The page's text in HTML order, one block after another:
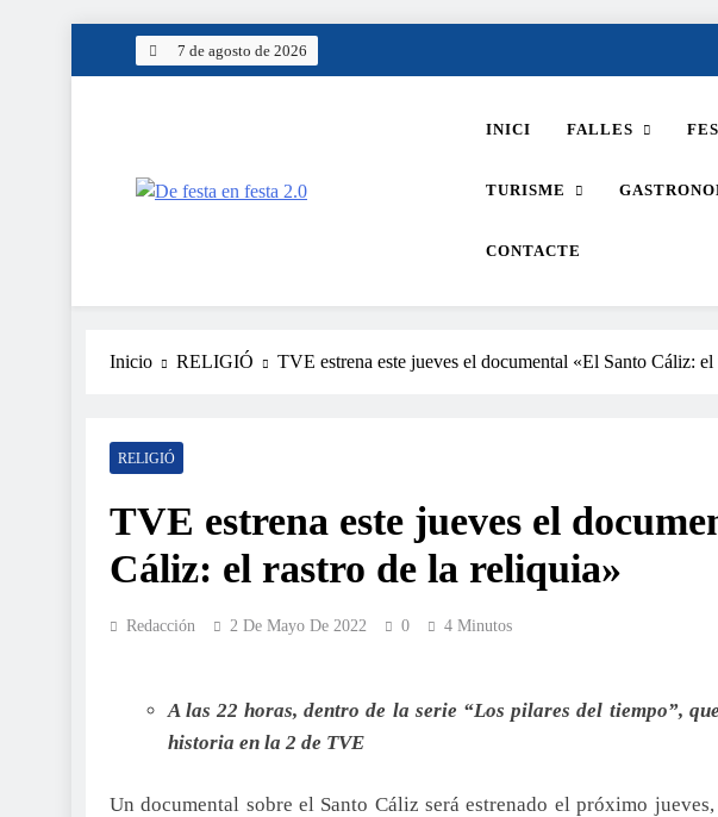
7 de agosto de 2026
INICI FALLES
TURISME
CONTACTE
Inicio RELIGIÓ TVE estrena este jueves el documental «El Santo Cáliz:
RELIGIÓ
TVE estrena este jueves el
Cáliz: el rastro de la reliquia»
Redacción 2 De Mayo De 2022 0 4 Minutos
A las 22 horas, dentro de la serie “Los pilares del tiempo”,
historia en la 2 de TVE
Un documental sobre el Santo Cáliz será estrenado el próximo